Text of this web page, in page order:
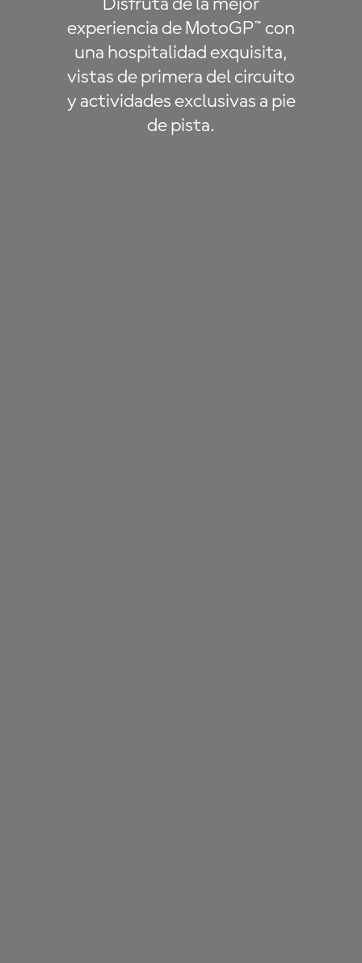
Disfruta de la mejor
experiencia de MotoGP™ con
una hospitalidad exquisita,
vistas de primera del circuito
y actividades exclusivas a pie
de pista.